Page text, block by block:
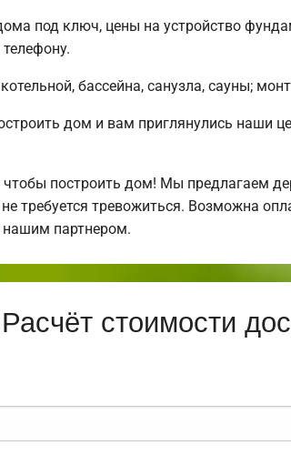
под ключ, цены на устройство
бассейна, санузла, сауны;
дом и вам приглянулись наши
построить дом! Мы предлагаем
требуется тревожиться. Возможна
нашим партнером.
Расчёт стоимости